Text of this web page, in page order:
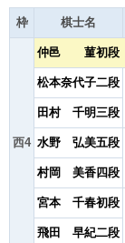
枠 棋士名
西4
仲邑 菫初段
松本奈代子二段
田村 千明三段
水野 弘美五段
村岡 美香四段
宮本 千春初段
飛田 早紀二段